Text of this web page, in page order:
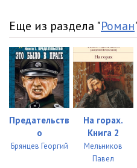
Еще из раздела "Роман
Предательств
о
Брянцев Георгий
На горах.
Книга 2
Мельников
Павел